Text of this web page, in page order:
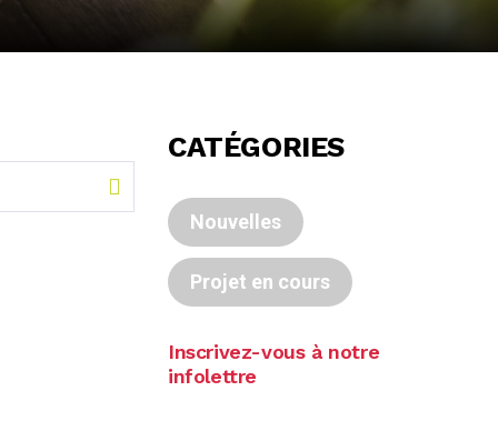
CATÉGORIES
Nouvelles
Projet en cours
Inscrivez-vous à notre
infolettre